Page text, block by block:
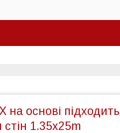
на основі
1.35x25m